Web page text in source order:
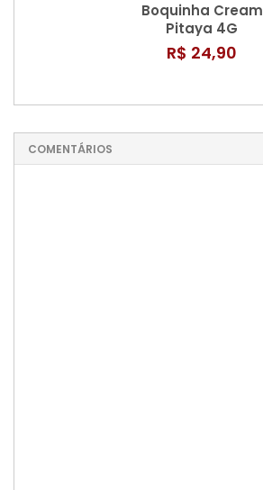
Boquinha Cream
Pitaya 4G
R$ 24,90
COMENTÁRIOS